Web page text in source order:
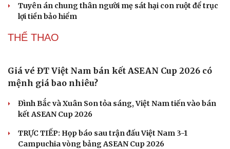
Tuyên án chung thân người mẹ sát hại con ruột để trục
lợi tiền bảo hiểm
THỂ THAO
Giá vé ĐT Việt Nam bán kết ASEAN Cup 2026 có
mệnh giá bao nhiêu?
Đình Bắc và Xuân Son tỏa sáng, Việt Nam tiến vào bán
kết ASEAN Cup 2026
TRỰC TIẾP: Họp báo sau trận đấu Việt Nam 3-1
Campuchia vòng bảng ASEAN Cup 2026